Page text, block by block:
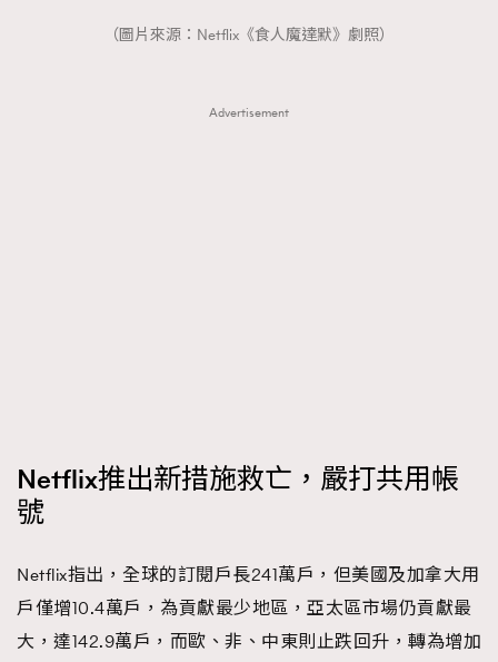
（圖片來源：Netflix《食人魔達默》劇照）
Advertisement
Netflix推出新措施救亡，嚴打共用帳
號
Netflix指出，全球的訂閱戶長241萬戶，但美國及加拿大用
戶僅增10.4萬戶，為貢獻最少地區，亞太區市場仍貢獻最
大，達142.9萬戶，而歐、非、中東則止跌回升，轉為增加